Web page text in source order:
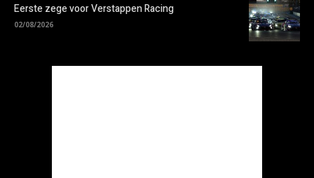
Eerste zege voor Verstappen Racing
02/08/2026